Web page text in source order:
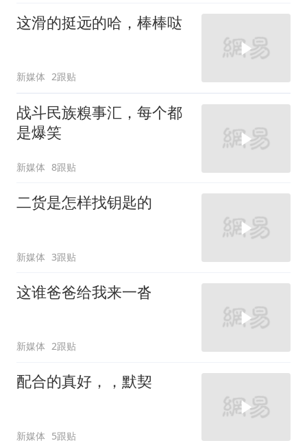
这滑的挺远的哈，棒棒哒
新媒体 2跟贴
战斗民族糗事汇，每个都
是爆笑
新媒体 8跟贴
二货是怎样找钥匙的
新媒体 3跟贴
这谁爸爸给我来一沓
新媒体 2跟贴
配合的真好，，默契
新媒体 5跟贴